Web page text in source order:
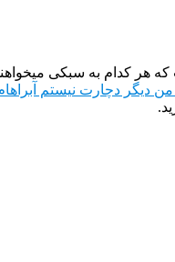
هر کدام به سبکی
دیگر دچارت نیستم